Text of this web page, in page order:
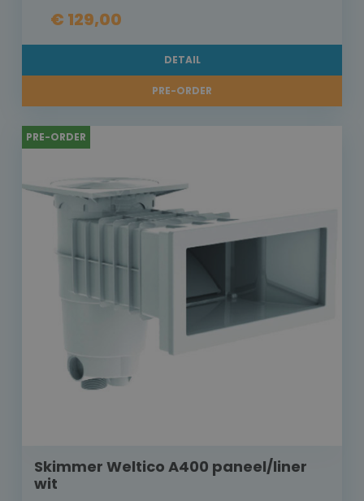
€ 129,00
DETAIL
PRE-ORDER
PRE-ORDER
Skimmer Weltico A400 paneel/liner
wit